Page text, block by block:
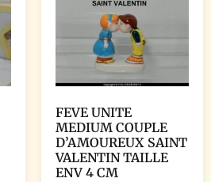
FEVE UNITE
MEDIUM COUPLE
D’AMOUREUX SAINT
VALENTIN TAILLE
ENV 4 CM